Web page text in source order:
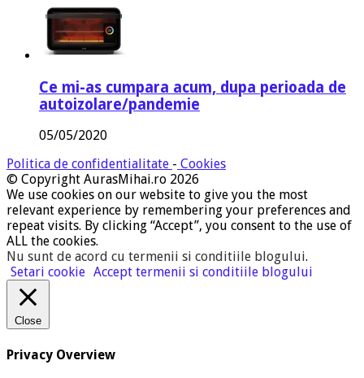
Ce mi-as cumpara acum, dupa perioada de
autoizolare/pandemie
05/05/2020
Politica de confidentialitate - Cookies
© Copyright AurasMihai.ro 2026
We use cookies on our website to give you the most
relevant experience by remembering your preferences and
repeat visits. By clicking “Accept”, you consent to the use of
ALL the cookies.
Nu sunt de acord cu termenii si conditiile blogului.
Setari cookie Accept termenii si conditiile blogului
Close
Privacy Overview